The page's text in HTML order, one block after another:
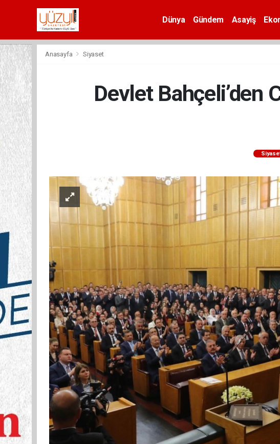
Dünya Gündem Asayiş
Anasayfa Siyaset
Devlet Bahçeli’den